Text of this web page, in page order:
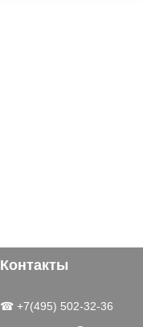
Контакты
☎ +7(495) 502-32-36